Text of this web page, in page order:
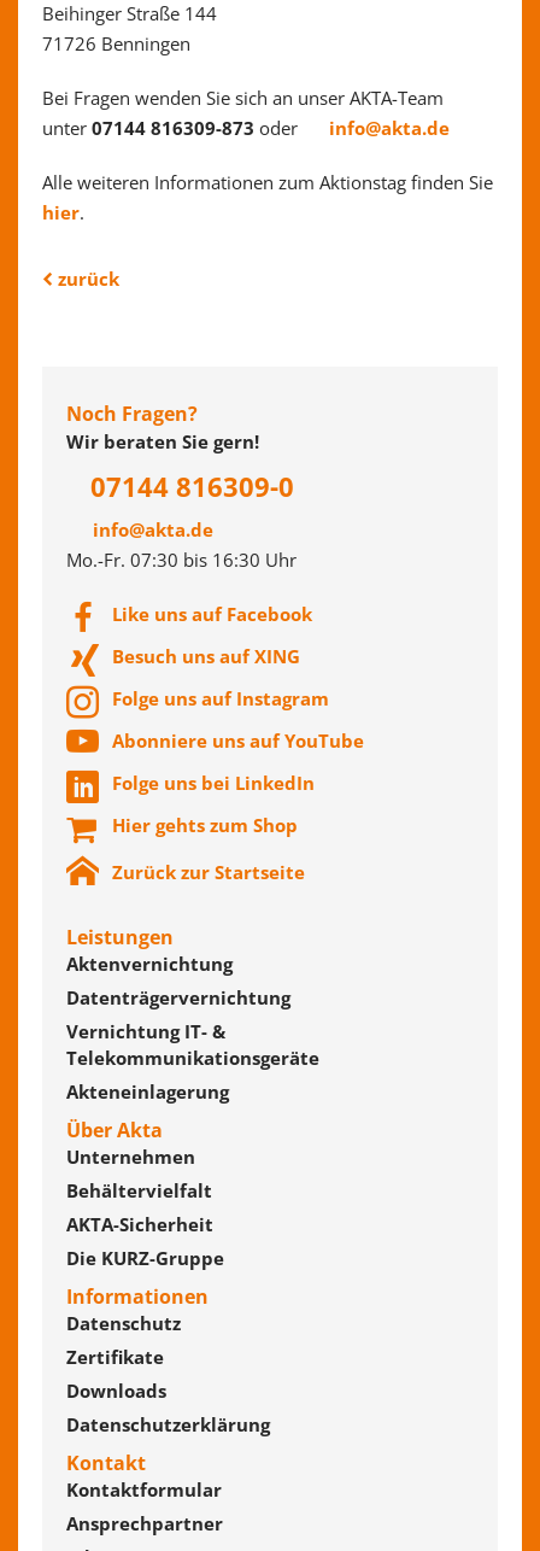
Beihinger Straße 144
71726 Benningen
Bei Fragen wenden Sie sich an unser AKTA-Team
unter 07144 816309-873 oder info@akta.de
Alle weiteren Informationen zum Aktionstag finden Sie
hier.
zurück
Noch Fragen?
Wir beraten Sie gern!
07144 816309-0
info@akta.de
Mo.-Fr. 07:30 bis 16:30 Uhr
Like uns auf Facebook
Besuch uns auf XING
Folge uns auf Instagram
Abonniere uns auf YouTube
Folge uns bei LinkedIn
Hier gehts zum Shop
Zurück zur Startseite
Leistungen
Aktenvernichtung
Datenträgervernichtung
Vernichtung IT- &
Telekommunikationsgeräte
Akteneinlagerung
Über Akta
Unternehmen
Behältervielfalt
AKTA-Sicherheit
Die KURZ-Gruppe
Informationen
Datenschutz
Zertifikate
Downloads
Datenschutzerklärung
Kontakt
Kontaktformular
Ansprechpartner